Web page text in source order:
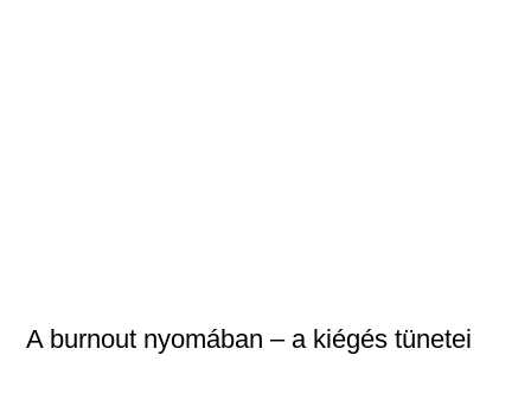
A burnout nyomában – a kiégés tünetei